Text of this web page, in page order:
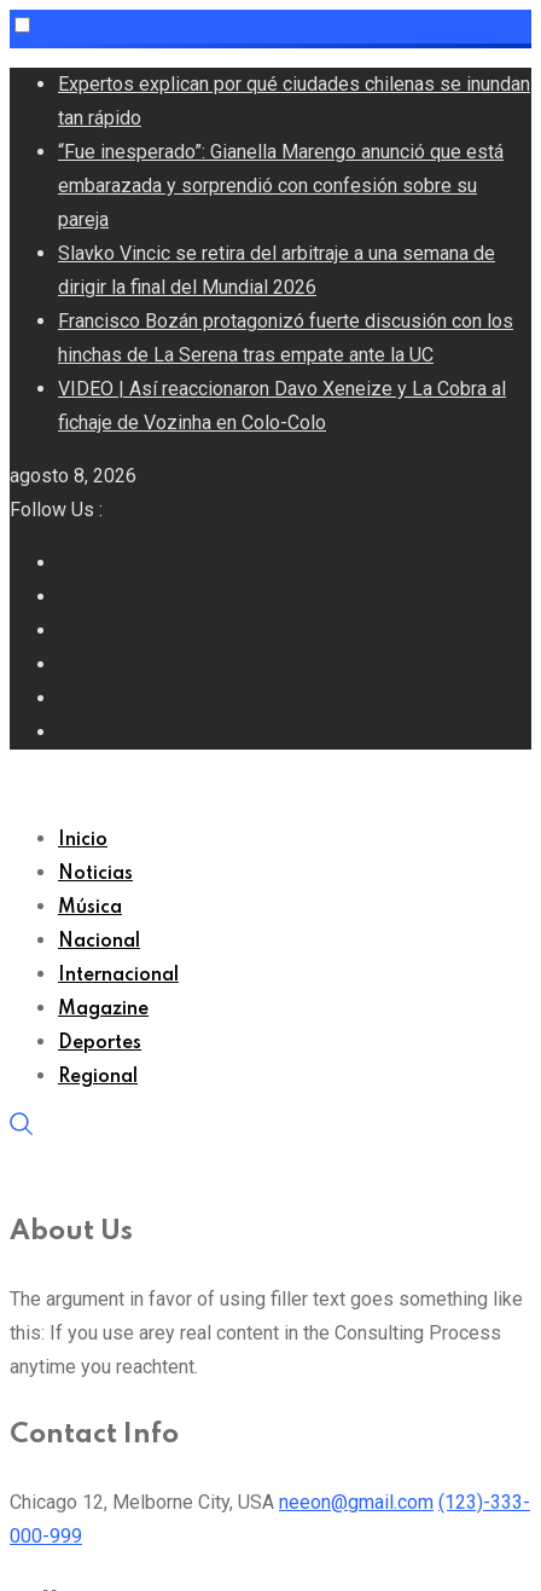
Skip
content
Expertos explican por qué ciudades chilenas se inundan
tan rápido
“Fue inesperado”: Gianella Marengo anunció que está
embarazada y sorprendió con confesión sobre su
pareja
Slavko Vincic se retira del arbitraje a una semana de
dirigir la final del Mundial 2026
Francisco Bozán protagonizó fuerte discusión con los
hinchas de La Serena tras empate ante la UC
VIDEO | Así reaccionaron Davo Xeneize y La Cobra al
fichaje de Vozinha en Colo-Colo
agosto 8, 2026
Follow Us :
Inicio
Noticias
Música
Nacional
Internacional
Magazine
Deportes
Regional
About Us
The argument in favor of using filler text goes something like
this: If you use arey real content in the Consulting Process
anytime you reachtent.
Contact Info
Chicago 12, Melborne City, USA neeon@gmail.com (123)-333-
000-999